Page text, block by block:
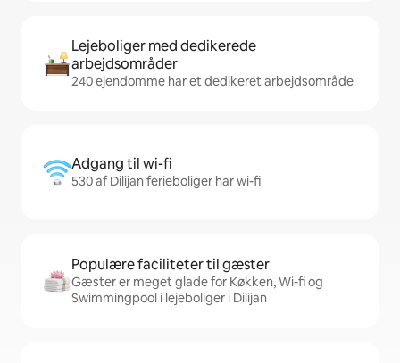
Lejeboliger med dedikerede
arbejdsområder
240 ejendomme har et dedikeret arbejdsområde
Adgang til wi-fi
530 af Dilijan ferieboliger har wi-fi
Populære faciliteter til gæster
Gæster er meget glade for Køkken, Wi-fi og
Swimmingpool i lejeboliger i Dilijan